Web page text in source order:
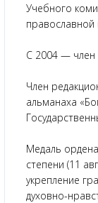
Учебного
православной
С 2004 — член
Член
альманаха
Медаль
степени (11
укрепление
духовно-